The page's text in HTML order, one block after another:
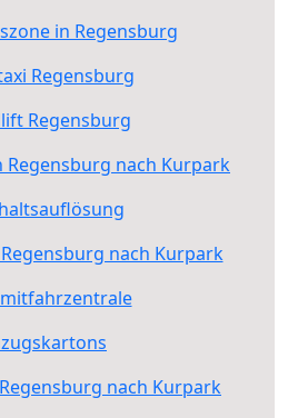
in Regensburg
Regensburg
Regensburg
nach Kurpark
nach Kurpark
nach Kurpark